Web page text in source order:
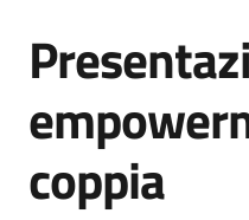
Centri
estivi
e
soggiorni
socioeducativi
coppia